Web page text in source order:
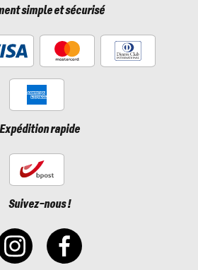
simple et sécurisé
Expédition rapide
Suivez-nous !